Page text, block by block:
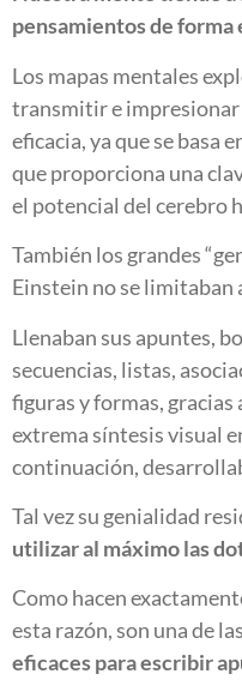
pensamientos de
Los mapas mentales
transmitir e
eficacia, ya que se basa
que proporciona una
el potencial del cerebro
También los grandes
Einstein no se limitaban
Llenaban sus apuntes,
secuencias, listas,
figuras y formas, gracias
extrema síntesis visual
continuación,
Tal vez su genialidad
utilizar al máximo las
Como hacen
esta razón, son una de
eficaces para escribir